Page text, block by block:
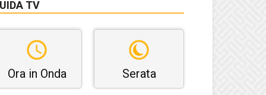
TV
Ora in Onda Serata